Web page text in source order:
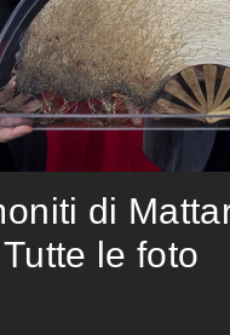
di
le foto